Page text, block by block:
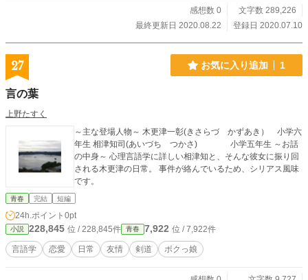
感想数 0
文字数 289,226
最終更新日 2020.08.22
登録日 2020.07.10
27 お気に入り追加 1
言の葉
上野たすく
～主な登場人物～ 木更津一彰(きさらづ かずあき） 小学六
年生 相津知司(あいづち つかさ) 小学五年生 ～お話
の中身～ 心理言語学に詳しい相津知と、そんな彼女に振り回
される木更津の日常。 事件が絡んでいるため、シリアス風味
です。
青春 完結 短編
24h.ポイント 0pt
小説 228,845 位 / 228,845件 青春 7,922 位 / 7,922件
言語学 恋愛 日常 友情 剣道 ボクっ娘